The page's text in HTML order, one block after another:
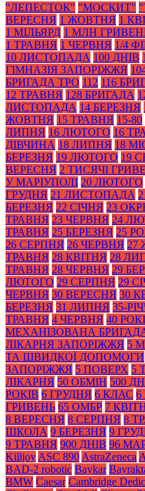
"ЛЕПЕСТОК" "МОСКИТ"
ВЕРЕСНЯ 1 ЖОВТНЯ 1
1 МІЛЬЯРД 1 МЛН
1 ТРАВНЯ 1 ЧЕРВНЯ 1/4
10 ЛИСТОПАДА 100 ДНІВ
ГІМНАЗІЯ ЗАПОРІЖЖЯ
БРИГАДА ТРО 112 116
12 ТРАВНЯ 128 БРИГАДА
ЛИСТОПАДА 14 БЕРЕЗНЯ
ЖОВТНЯ 15 ТРАВНЯ 15-80
ЛИПНЯ 16 ЛЮТОГО 16
ДІВЧИНА 18 ЛИПНЯ 18
БЕРЕЗНЯ 19 ЛЮТОГО 19
ВЕРЕСНЯ 2 ТИСЯЧІ
У МАРІУПОЛІ 20 ЛЮТОГО
ГРУДНЯ 21 ЛИСТОПАДА
БЕРЕЗНЯ 22 СІЧНЯ 23
ТРАВНЯ 23 ЧЕРВНЯ 24
ТРАВНЯ 25 БЕРЕЗНЯ 25
26 СЕРПНЯ 26 ЧЕРВНЯ 27
ТРАВНЯ 28 КВІТНЯ 28
ТРАВНЯ 28 ЧЕРВНЯ 29
ЛЮТОГО 29 СЕРПНЯ 29
ЧЕРВНЯ 30 ВЕРЕСНЯ 30
БЕРЕЗНЯ 31 ЛИПНЯ 35-
ТРАВНЯ 4 ЧЕРВНЯ 40
МЕХАНІЗОВАНА
ЛІКАРНЯ ЗАПОРІЖЖЯ 5
ТА ШВИДКОЇ ДОПОМОГИ
ЗАПОРІЖЖЯ 5 ПОВЕРХ 5
ЛІКАРНЯ 50 ОБМІН 500
РОКІВ 6 ГРУДНЯ 6 КЛАС 6
ГРИВЕНЬ 65 ОМБР 7
8 ВЕРЕСНЯ 8 СЕРПНЯ 8
ШКОЛА 9 БЕРЕЗНЯ 9
9 ТРАВНЯ 900 ДНІВ 96
Killjoy ASC 890 AstraZeneca
BAD-2 robotic Baykar
BMW Caesar Cambridge